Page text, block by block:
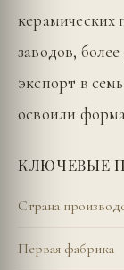
керамических
заводов,
экспорт в
освоили
КЛЮЧЕВЫЕ
Страна
Первая фабрика